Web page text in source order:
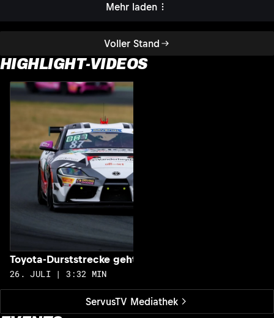
Voller Stand
Mehr laden
HIGHLIGHT-VIDEOS
ServusTV Mediathek
Toyota-Durststrecke geht zu Ende
26. JULI | 3:32 MIN